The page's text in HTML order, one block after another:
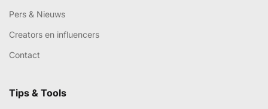
Pers & Nieuws
Creators en influencers
Contact
Tips & Tools